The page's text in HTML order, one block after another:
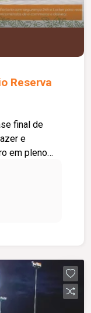
Reserva
final de
e
em pleno